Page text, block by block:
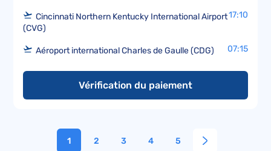
Cincinnati Northern Kentucky International Airport
(CVG)
17:10
Aéroport international Charles de Gaulle (CDG) 07:15
Vérification du paiement
1 2 3 4 5